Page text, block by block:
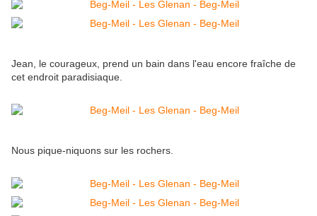
Jean, le courageux, prend un bain dans l'eau encore fraîche de
cet endroit paradisiaque.
Nous pique-niquons sur les rochers.